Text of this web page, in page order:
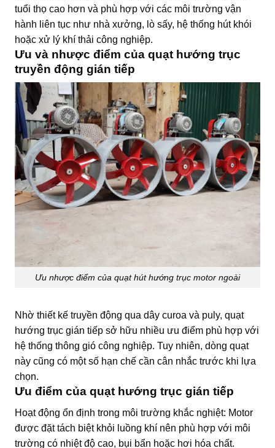
tuổi thọ cao hơn và phù hợp với các môi trường vận
hành liên tục như nhà xưởng, lò sấy, hệ thống hút khói
hoặc xử lý khí thải công nghiệp.
Ưu và nhược điểm của quạt hướng trục
truyền động gián tiếp
Ưu nhược điểm của quạt hút hướng trục motor ngoài
Nhờ thiết kế truyền động qua dây curoa và puly, quạt
hướng trục gián tiếp sở hữu nhiều ưu điểm phù hợp với
hệ thống thông gió công nghiệp. Tuy nhiên, dòng quạt
này cũng có một số hạn chế cần cân nhắc trước khi lựa
chọn.
Ưu điểm của quạt hướng trục gián tiếp
Hoạt động ổn định trong môi trường khắc nghiệt: Motor
được đặt tách biệt khỏi luồng khí nên phù hợp với môi
trường có nhiệt độ cao, bụi bẩn hoặc hơi hóa chất.